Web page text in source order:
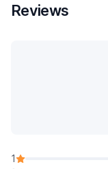
Reviews
1